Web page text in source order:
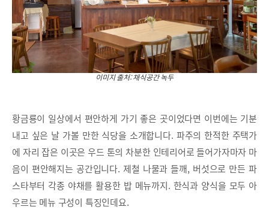
이미지 출처: 채식공간 녹두
황금룡이 일상에서 편안하게 가기 좋은 곳이었다면 이번에는 기분
내고 싶은 날 가볼 만한 식당을 소개합니다. 파주의 한적한 주택가
에 자리 잡은 이곳은 우드 톤의 차분한 인테리어로 들어가자마자 마
음이 편안해지는 공간입니다. 제철 나물과 들깨, 버섯으로 만든 파
스타부터 각종 야채를 활용한 밥 메뉴까지. 한식과 양식을 모두 아
우르는 메뉴 구성이 특징인데요.